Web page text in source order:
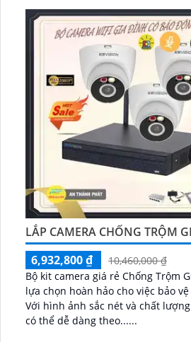
LẮP CAMERA CHỐNG TRỘM
6,932,800 ₫
10,460,000 ₫
Bộ kit camera giá rẻ Chống Trộm
lựa chọn hoàn hảo cho việc bảo
Với hình ảnh sắc nét và chất lượng
có thể dễ dàng theo......